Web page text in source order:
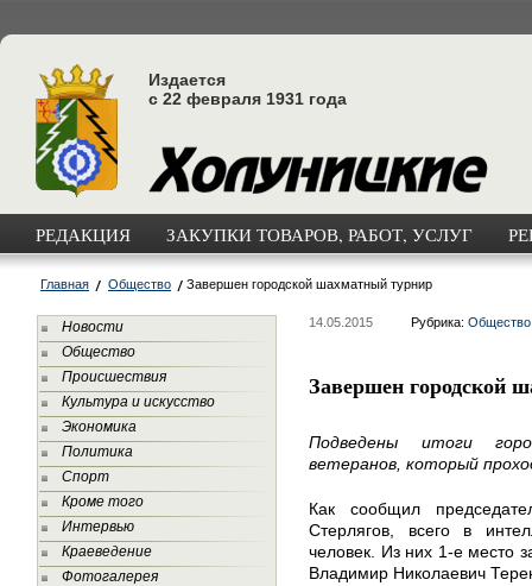
Издается
с 22 февраля 1931 года
РЕДАКЦИЯ ЗАКУПКИ ТОВАРОВ, РАБОТ, УСЛУГ
Главная Общество Завершен городской шахматный турнир
Новости
Общество
Происшествия
Культура и искусство
Экономика
Политика
Спорт
Кроме того
Интервью
Краеведение
Фотогалерея
14.05.2015 Рубрика: Общество
Завершен городской
Подведены итоги
ветеранов, который
Как сообщил
Стерлягов, всего в
человек. Из них 1-е место
Владимир Николаевич